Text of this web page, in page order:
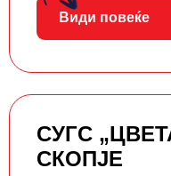
Види повеќе
СУГС
СКОПЈЕ